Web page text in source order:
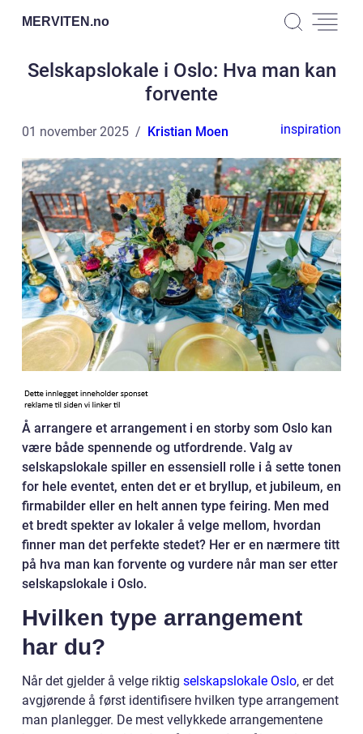
MERVITEN.no
Selskapslokale i Oslo: Hva man kan
forvente
01 november 2025 Kristian Moen inspiration
Å arrangere et arrangement i en storby som Oslo kan
være både spennende og utfordrende. Valg av
selskapslokale spiller en essensiell rolle i å sette tonen
for hele eventet, enten det er et bryllup, et jubileum, en
firmabilder eller en helt annen type feiring. Men med
et bredt spekter av lokaler å velge mellom, hvordan
finner man det perfekte stedet? Her er en nærmere titt
på hva man kan forvente og vurdere når man ser etter
selskapslokale i Oslo.
Hvilken type arrangement
har du?
Når det gjelder å velge riktig selskapslokale Oslo, er det
avgjørende å først identifisere hvilken type arrangement
man planlegger. De mest vellykkede arrangementene